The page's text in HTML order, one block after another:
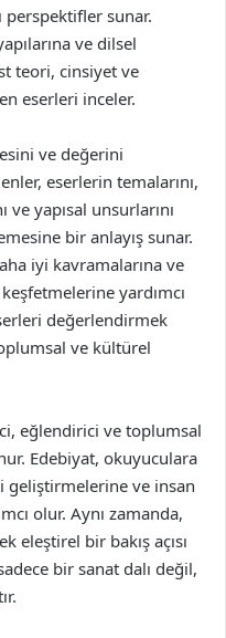
perspektifler sunar.
ve dilsel
teori, cinsiyet ve
eserleri inceler.
ve değerini
eserlerin temalarını,
yapısal unsurlarını
bir anlayış sunar.
iyi kavramalarına ve
yardımcı
değerlendirmek
ve kültürel
eğlendirici ve toplumsal
Edebiyat, okuyuculara
geliştirmelerine ve insan
olur. Aynı zamanda,
eleştirel bir bakış açısı
bir sanat dalı değil,